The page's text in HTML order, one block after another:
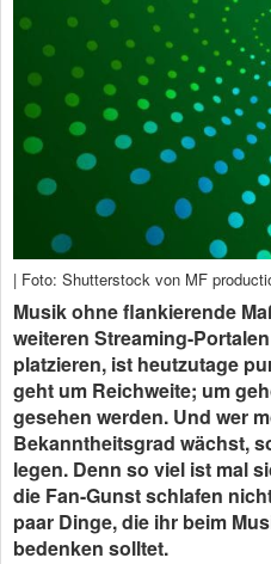
| Foto: Shutterstock von MF
Musik ohne flankierende
weiteren Streaming-
platzieren, ist heutzutage
geht um Reichweite; um
gesehen werden. Und wer
Bekanntheitsgrad wächst,
legen. Denn so viel ist mal
die Fan-Gunst schlafen
paar Dinge, die ihr beim
bedenken solltet.